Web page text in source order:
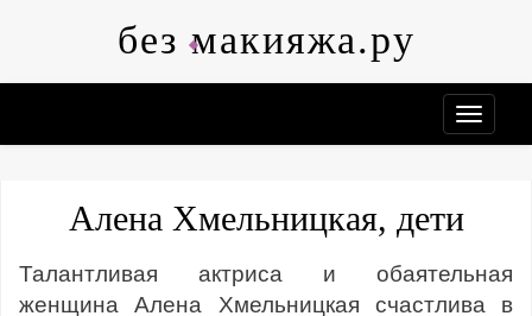
без макияжа.ру
Алена Хмельницкая, дети
Талантливая актриса и обаятельная
женщина Алена Хмельницкая счастлива в